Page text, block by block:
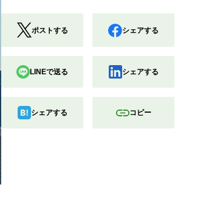
ポストする シェアする
LINEで送る シェアする
シェアする コピー